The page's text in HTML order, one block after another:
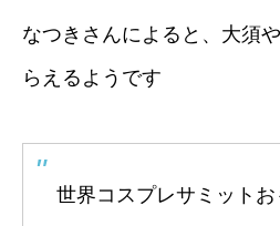
なつきさんによると、大須
らえるようです
世界コスプレサミット